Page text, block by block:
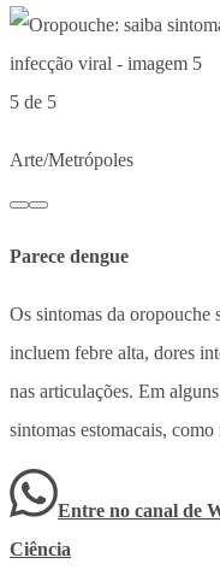
5 de 5
Arte/Metrópoles
Parece dengue
Os sintomas da oropouche
incluem febre alta, dores
nas articulações. Em
sintomas estomacais,
Entre no canal de
Ciência